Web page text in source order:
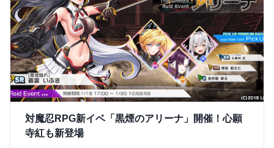
対魔忍RPG新イベ「黒煙のアリーナ」開催！心願
寺紅も新登場